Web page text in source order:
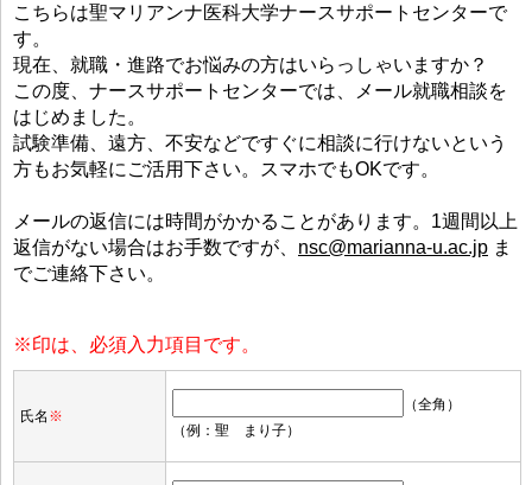
こちらは聖マリアンナ医科大学ナースサポートセンターで
す。
現在、就職・進路でお悩みの方はいらっしゃいますか？
この度、ナースサポートセンターでは、メール就職相談を
はじめました。
試験準備、遠方、不安などですぐに相談に行けないという
方もお気軽にご活用下さい。スマホでもOKです。
メールの返信には時間がかかることがあります。1週間以上
返信がない場合はお手数ですが、 nsc@marianna-u.ac.jp ま
でご連絡下さい。
※印は、必須入力項目です。
氏名 ※
（全角）
（例：聖 まり子）